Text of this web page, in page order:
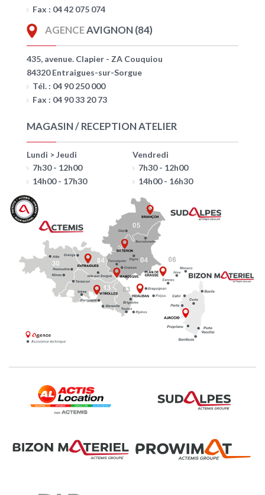
Fax : 04 42 075 074
AGENCEAVIGNON (84)
435, avenue. Clapier - ZA Couquiou
84320 Entraigues-sur-Sorgue
Tél. : 04 90 250 000
Fax : 04 90 33 20 73
MAGASIN / RECEPTION ATELIER
Lundi > Jeudi
7h30 - 12h00
14h00 - 17h30
Vendredi
7h30 - 12h00
14h00 - 16h30